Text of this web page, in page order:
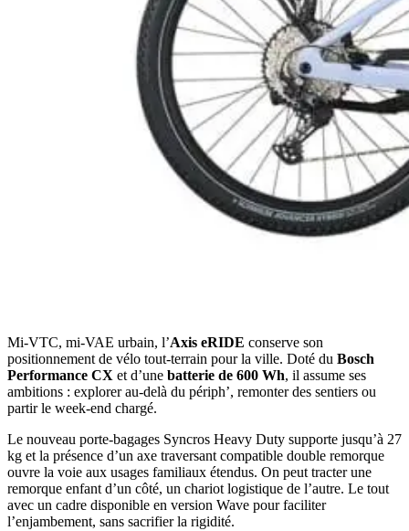
Mi-VTC, mi-VAE urbain, l’Axis eRIDE conserve son
positionnement de vélo tout-terrain pour la ville. Doté du Bosch
Performance CX et d’une batterie de 600 Wh, il assume ses
ambitions : explorer au-delà du périph’, remonter des sentiers ou
partir le week-end chargé.
Le nouveau porte-bagages Syncros Heavy Duty supporte jusqu’à 27
kg et la présence d’un axe traversant compatible double remorque
ouvre la voie aux usages familiaux étendus. On peut tracter une
remorque enfant d’un côté, un chariot logistique de l’autre. Le tout
avec un cadre disponible en version Wave pour faciliter
l’enjambement, sans sacrifier la rigidité.